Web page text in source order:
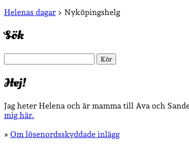
Sidopanel
Helenas dagar > Nyköpingshelg
Sök
Hej!
Jag heter Helena och är mamma till Ava och
mig här.
» Om lösenordsskyddade inlägg